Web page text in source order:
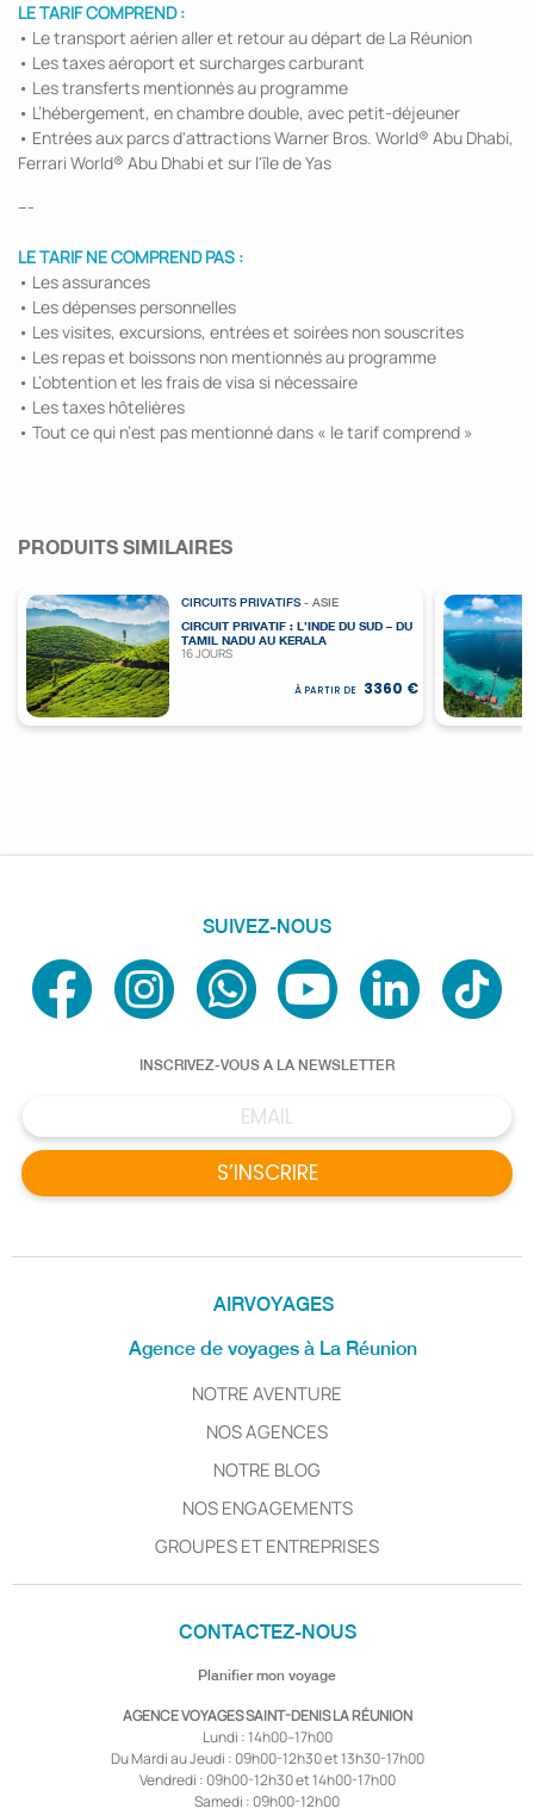
LE TARIF COMPREND :
• Le transport aérien aller et retour au départ de La Réunion
• Les taxes aéroport et surcharges carburant
• Les transferts mentionnés au programme
• L’hébergement, en chambre double, avec petit-déjeuner
• Entrées aux parcs d'attractions Warner Bros. World® Abu Dhabi,
Ferrari World® Abu Dhabi et sur l'île de Yas
---
LE TARIF NE COMPREND PAS :
• Les assurances
• Les dépenses personnelles
• Les visites, excursions, entrées et soirées non souscrites
• Les repas et boissons non mentionnés au programme
• L’obtention et les frais de visa si nécessaire
• Les taxes hôtelières
• Tout ce qui n’est pas mentionné dans « le tarif comprend »
PRODUITS SIMILAIRES
CIRCUITS PRIVATIFS - ASIE
CIRCUIT PRIVATIF : L’INDE DU SUD – DU
TAMIL NADU AU KERALA
16 JOURS
À PARTIR DE 3360 €
AIRVOYAGES
Agence de voyages à La Réunion
NOTRE AVENTURE
NOS AGENCES
NOTRE BLOG
NOS ENGAGEMENTS
GROUPES ET ENTREPRISES
SUIVEZ-NOUS
INSCRIVEZ-VOUS A LA NEWSLETTER
S’INSCRIRE
CONTACTEZ-NOUS
Planifier mon voyage
AGENCE VOYAGES SAINT-DENIS LA RÉUNION
Lundi : 14h00–17h00
Du Mardi au Jeudi : 09h00-12h30 et 13h30-17h00
Vendredi : 09h00-12h30 et 14h00-17h00
Samedi : 09h00-12h00